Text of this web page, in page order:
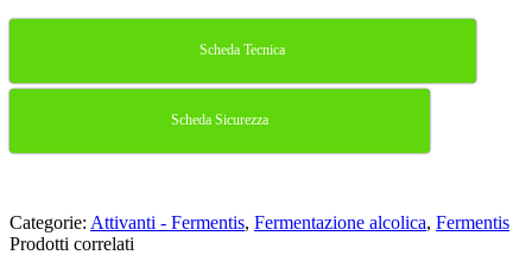
Scheda Tecnica
Scheda Sicurezza
Categorie: Attivanti - Fermentis, Fermentazione alcolica, Fermentis
Prodotti correlati